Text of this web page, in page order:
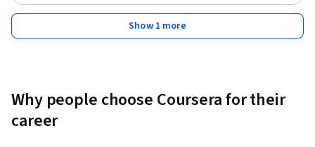
Show 1 more
Why people choose Coursera for their
career